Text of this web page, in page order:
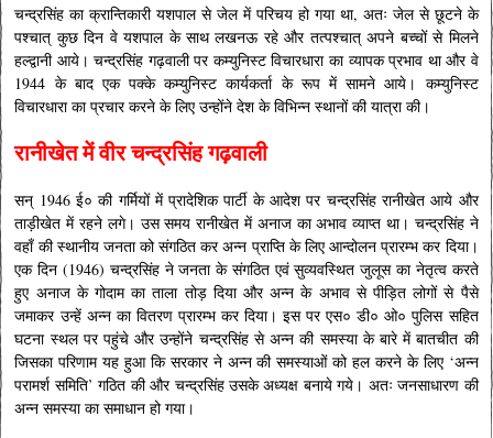
चन्द्रसिंह का क्रान्तिकारी यशपाल से जेल में परिचय हो गया था, अतः जेल से छूटने के
पश्चात् कुछ दिन वे यशपाल के साथ लखनऊ रहे और तत्पश्चात् अपने बच्चों से मिलने
हल्द्वानी आये। चन्द्रसिंह गढ़वाली पर कम्युनिस्ट विचारधारा का व्यापक प्रभाव था और वे
1944 के बाद एक पक्के कम्युनिस्ट कार्यकर्ता के रूप में सामने आये। कम्युनिस्ट
विचारधारा का प्रचार करने के लिए उन्होंने देश के विभिन्न स्थानों की यात्रा की।
रानीखेत में वीर चन्द्रसिंह गढ़वाली
सन् 1946 ई० की गर्मियों में प्रादेशिक पार्टी के आदेश पर चन्द्रसिंह रानीखेत आये और
ताड़ीखेत में रहने लगे। उस समय रानीखेत में अनाज का अभाव व्याप्त था। चन्द्रसिंह ने
वहाँ की स्थानीय जनता को संगठित कर अन्न प्राप्ति के लिए आन्दोलन प्रारम्भ कर दिया।
एक दिन (1946) चन्द्रसिंह ने जनता के संगठित एवं सुव्यवस्थित जुलूस का नेतृत्व करते
हुए अनाज के गोदाम का ताला तोड़ दिया और अन्न के अभाव से पीड़ित लोगों से पैसे
जमाकर उन्हें अन्न का वितरण प्रारम्भ कर दिया। इस पर एस० डी० ओ० पुलिस सहित
घटना स्थल पर पहुंचे और उन्होंने चन्द्रसिंह से अन्न की समस्या के बारे में बातचीत की
जिसका परिणाम यह हुआ कि सरकार ने अन्न की समस्याओं को हल करने के लिए ‘अन्न
परामर्श समिति’ गठित की और चन्द्रसिंह उसके अध्यक्ष बनाये गये। अतः जनसाधारण की
अन्न समस्या का समाधान हो गया।